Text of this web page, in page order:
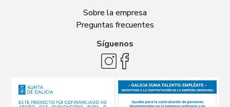
Sobre la empresa
Preguntas frecuentes
Síguenos